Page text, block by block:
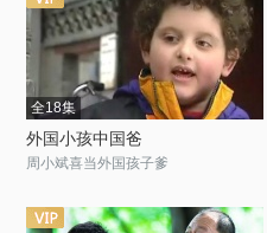
全18集
外国小孩中国爸
周小斌喜当外国孩子爹